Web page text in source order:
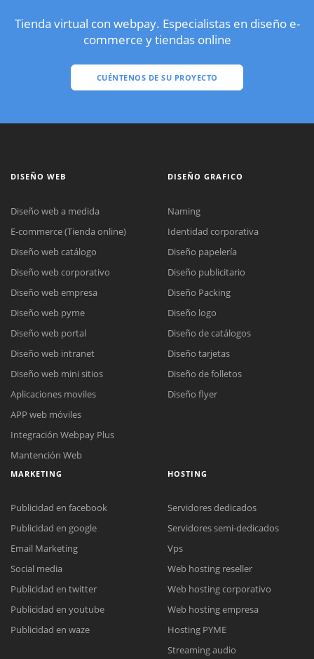
Tienda virtual con webpay. Especialistas en diseño e-
commerce y tiendas online
CUÉNTENOS DE SU PROYECTO
Reunión online
Meet para la reunión online.
Cotización
Chat Online
Todos nuestros ejecutivos están fuera de línea. Complete el formulario
DISEÑO WEB
Diseño web a medida
E-commerce (Tienda online)
Diseño web catálogo
Diseño web corporativo
Diseño web empresa
Diseño web pyme
Diseño web portal
Diseño web intranet
Diseño web mini sitios
Aplicaciones moviles
APP web móviles
Integración Webpay Plus
Mantención Web
DISEÑO GRAFICO
Naming
Identidad corporativa
Diseño papelería
Diseño publicitario
Diseño Packing
Diseño logo
Diseño de catálogos
Diseño tarjetas
Diseño de folletos
Diseño flyer
MARKETING
Publicidad en facebook
Publicidad en google
Email Marketing
Social media
Publicidad en twitter
Publicidad en youtube
Publicidad en waze
HOSTING
Servidores dedicados
Servidores semi-dedicados
Vps
Web hosting reseller
Web hosting corporativo
Web hosting empresa
Hosting PYME
Streaming audio